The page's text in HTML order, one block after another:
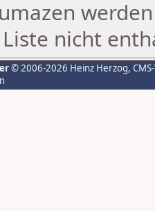
nicht
© 2006-2026 Heinz Herzog,